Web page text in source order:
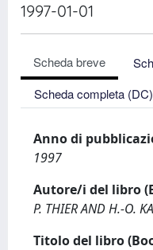
1997-01-01
Scheda breve
Scheda completa (DC)
Anno di
1997
Autore/i del libro
P. THIER AND H.-O.
Titolo del libro